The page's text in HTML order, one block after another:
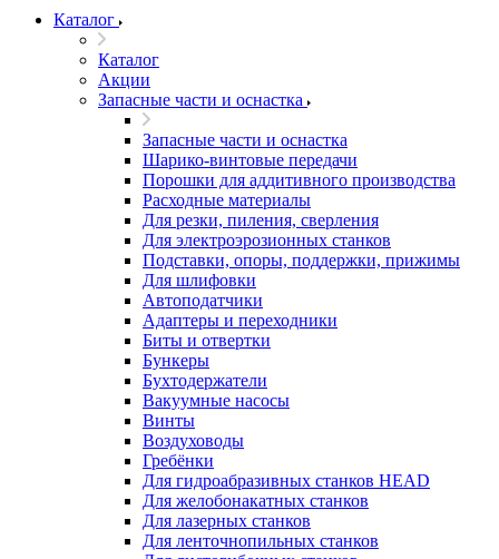
Каталог
Каталог
Акции
Запасные части и оснастка
Запасные части и оснастка
Шарико-винтовые передачи
Порошки для аддитивного производства
Расходные материалы
Для резки, пиления, сверления
Для электроэрозионных станков
Подставки, опоры, поддержки, прижимы
Для шлифовки
Автоподатчики
Адаптеры и переходники
Биты и отвертки
Бункеры
Бухтодержатели
Вакуумные насосы
Винты
Воздуховоды
Гребёнки
Для гидроабразивных станков HEAD
Для желобонакатных станков
Для лазерных станков
Для ленточнопильных станков